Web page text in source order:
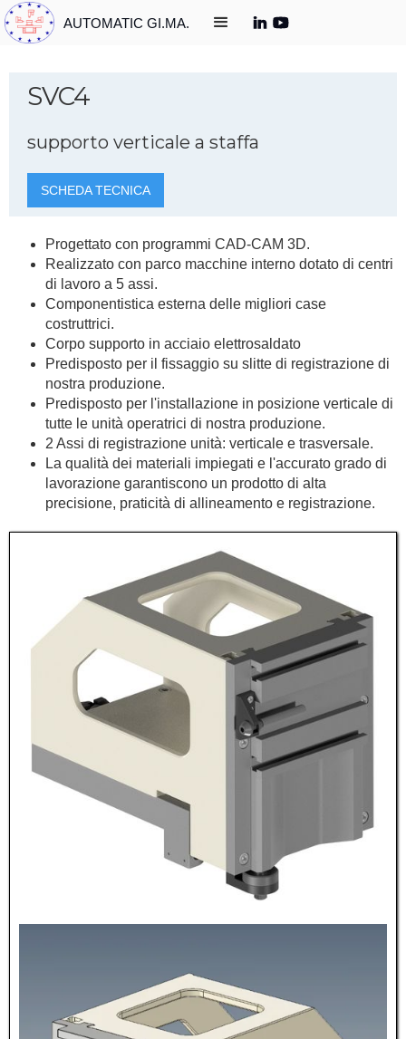
AUTOMATIC GI.MA.
SVC4
supporto verticale a staffa
SCHEDA TECNICA
Progettato con programmi CAD-CAM 3D.
Realizzato con parco macchine interno dotato di centri
di lavoro a 5 assi.
Componentistica esterna delle migliori case
costruttrici.
Corpo supporto in acciaio elettrosaldato
Predisposto per il fissaggio su slitte di registrazione di
nostra produzione.
Predisposto per l'installazione in posizione verticale di
tutte le unità operatrici di nostra produzione.
2 Assi di registrazione unità: verticale e trasversale.
La qualità dei materiali impiegati e l'accurato grado di
lavorazione garantiscono un prodotto di alta
precisione, praticità di allineamento e registrazione.